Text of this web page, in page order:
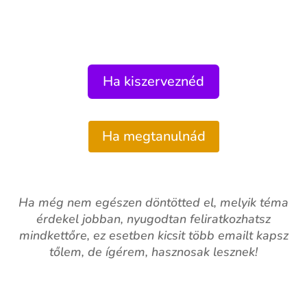
Ha kiszerveznéd
Ha megtanulnád
Ha még nem egészen döntötted el, melyik téma
érdekel jobban, nyugodtan feliratkozhatsz
mindkettőre, ez esetben kicsit több emailt kapsz
tőlem, de ígérem, hasznosak lesznek!